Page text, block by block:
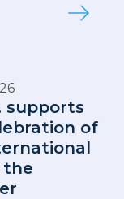
supports
of
the